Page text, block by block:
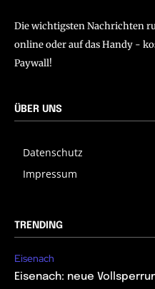
Die wichtigsten Nachrichten
online oder auf das Handy -
Paywall!
ÜBER UNS
Datenschutz
Impressum
TRENDING
Eisenach
Eisenach: neue